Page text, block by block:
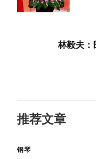
林毅夫：
推荐文章
钢琴